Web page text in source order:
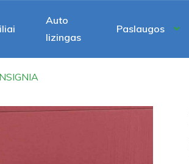
Auto
lizingas
Paslaugos